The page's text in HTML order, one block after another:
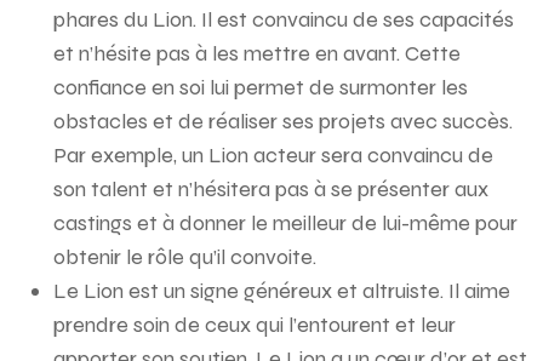
phares du Lion. Il est convaincu de ses capacités
et n’hésite pas à les mettre en avant. Cette
confiance en soi lui permet de surmonter les
obstacles et de réaliser ses projets avec succès.
Par exemple, un Lion acteur sera convaincu de
son talent et n’hésitera pas à se présenter aux
castings et à donner le meilleur de lui-même pour
obtenir le rôle qu’il convoite.
Le Lion est un signe généreux et altruiste. Il aime
prendre soin de ceux qui l’entourent et leur